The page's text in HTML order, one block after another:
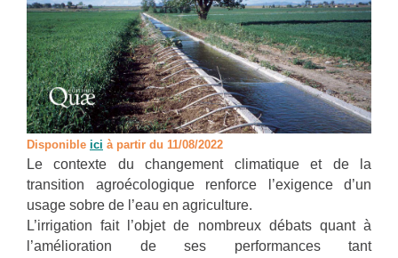
Disponible ici à partir du 11/08/2022
Le contexte du changement climatique et de la
transition agroécologique renforce l’exigence d’un
usage sobre de l’eau en agriculture.
L’irrigation fait l’objet de nombreux débats quant à
l’amélioration de ses performances tant